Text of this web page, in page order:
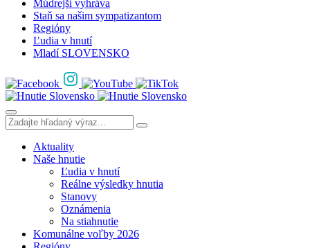
Múdrejší vyhráva
Staň sa našim sympatizantom
Regióny
Ľudia v hnutí
Mladí SLOVENSKO
Aktuality
Naše hnutie
Ľudia v hnutí
Reálne výsledky hnutia
Stanovy
Oznámenia
Na stiahnutie
Komunálne voľby 2026